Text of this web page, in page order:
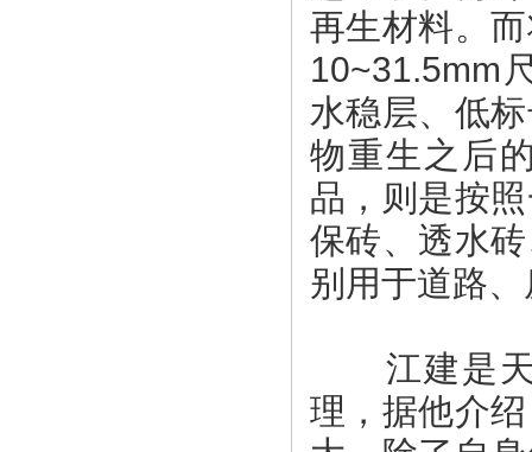
再生材料。
10~31.5mm
水稳层、低
物重生之后
品，则是按
保砖、透水
别用于道路
江建是天
理，据他介